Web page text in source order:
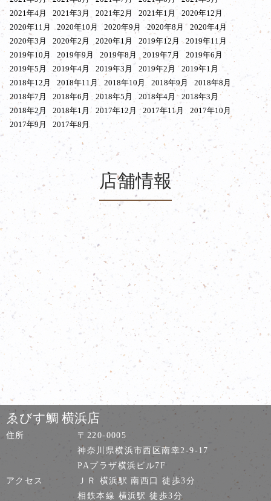
2021年4月
2021年3月 2021年2月 2021年1月
2020年12月
2020年11月
2020年10月 2020年9月 2020年8月
2020年4月
2020年3月
2020年2月 2020年1月 2019年12月
2019年11月
2019年10月
2019年9月 2019年8月 2019年7月
2019年6月
2019年5月
2019年4月 2019年3月 2019年2月
2019年1月
2018年12月
2018年11月 2018年10月 2018年9月
2018年8月
2018年7月
2018年6月 2018年5月 2018年4月
2018年3月
2018年2月
2018年1月 2017年12月 2017年11月
2017年10月
2017年9月
2017年8月
店舗情報
ゑびす鯛 横浜店
住所
〒220-0005
神奈川県横浜市西区南幸2-9-17
PAプラザ横浜ビル7F
アクセス
ＪＲ 横浜駅 南西口 徒歩3分
相鉄本線 横浜駅 徒歩3分